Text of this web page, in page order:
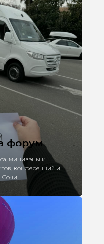
форум
минивэны и
конференций и
Сочи